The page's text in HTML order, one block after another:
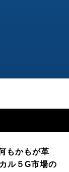
もかもが革
ル５G市場の